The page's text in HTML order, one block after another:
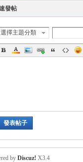
發帖
選擇主題分類
發表帖子
by Discuz! X3.4